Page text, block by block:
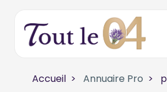
Accueil Annuaire Pro